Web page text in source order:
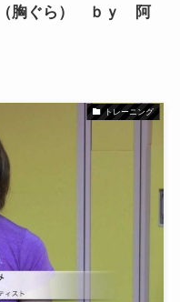
胸ぐら） ｂｙ 阿
トレーニング